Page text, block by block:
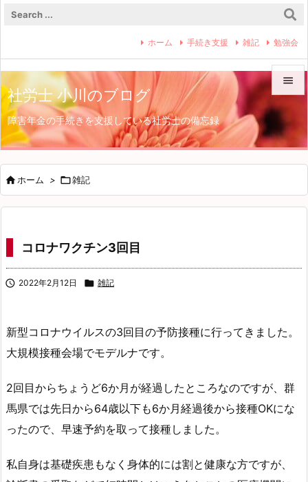
社労士 小川のブログ
障害年金の手続きを支援している社労士の備忘録


メニュ

前へ
ホーム 手続き支援 雑記 勉強会
ホーム > 雑記
コロナワクチン3回目
 2022年2月12日  雑記
新型コロナウイルスの3回目の予防接種に行ってきました。
大規模接種会場でモデルナです。
2回目からちょうど6か月が経過したところなのですが、群
馬県では先日から64歳以下も6か月経過後から接種OKにな
ったので、早速予約を取って接種しました。
私自身は基礎疾患もなく身体的には割と健康な方ですが、